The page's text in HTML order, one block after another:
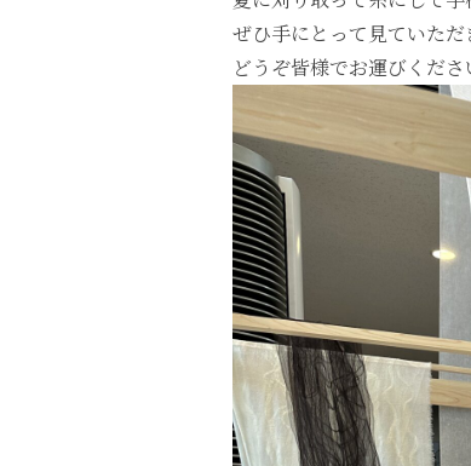
ぜひ手にとって見ていただ
どうぞ皆様でお運びくださ